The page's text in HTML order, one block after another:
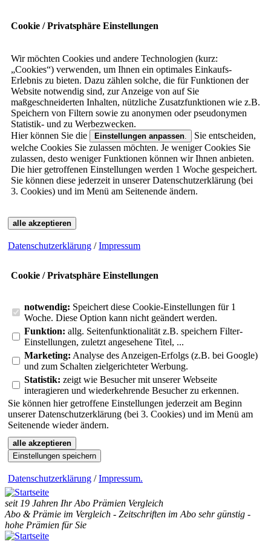
Cookie / Privatsphäre Einstellungen
Wir möchten Cookies und andere Technologien (kurz:
„Cookies“) verwenden, um Ihnen ein optimales Einkaufs-
Erlebnis zu bieten. Dazu zählen solche, die für Funktionen der
Website notwendig sind, zur Anzeige von auf Sie
maßgeschneiderten Inhalten, nützliche Zusatzfunktionen wie z.B.
Speichern von Filtern sowie zu anonymen oder pseudonymen
Statistik- und zu Werbezwecken.
Hier können Sie die
Einstellungen anpassen.
Sie entscheiden,
welche Cookies Sie zulassen möchten. Je weniger Cookies Sie
zulassen, desto weniger Funktionen können wir Ihnen anbieten.
Die hier getroffenen Einstellungen werden 1 Woche gespeichert.
Sie können diese jederzeit in unserer Datenschutzerklärung (bei
3. Cookies) und im Menü am Seitenende ändern.
alle akzeptieren
Datenschutzerklärung /Impressum
Cookie / Privatsphäre Einstellungen
notwendig: Speichert diese Cookie-Einstellungen für 1
Woche. Diese Option kann nicht geändert werden.
Funktion: allg. Seitenfunktionalität z.B. speichern Filter-
Einstellungen, zuletzt angesehene Titel, ...
Marketing: Analyse des Anzeigen-Erfolgs (z.B. bei Google)
und zum Schalten zielgerichteter Werbung.
Statistik: zeigt wie Besucher mit unserer Webseite
interagieren und wiederkehrende Besucher zu erkennen.
Sie können hier getroffene Einstellungen jederzeit am Beginn
unserer Datenschutzerklärung (bei 3. Cookies) und im Menü am
Seitenende wieder ändern.
alle akzeptieren
Einstellungen speichern
Datenschutzerklärung /Impressum.
seit 19 Jahren Ihr Abo Prämien Vergleich
Abo & Prämie im Vergleich - Zeitschriften im Abo sehr günstig -
hohe Prämien für Sie